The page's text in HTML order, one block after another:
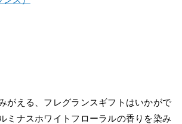
がえる、フレグランスギフトはいかがで
ミナスホワイトフローラルの香りを染み